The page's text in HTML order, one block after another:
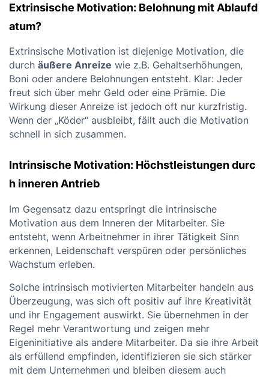
Extrinsische Motivation: Belohnung mit Ablaufd
atum?
Extrinsische Motivation ist diejenige Motivation, die
durch äußere Anreize wie z.B. Gehaltserhöhungen,
Boni oder andere Belohnungen entsteht. Klar: Jeder
freut sich über mehr Geld oder eine Prämie. Die
Wirkung dieser Anreize ist jedoch oft nur kurzfristig.
Wenn der „Köder“ ausbleibt, fällt auch die Motivation
schnell in sich zusammen.
Intrinsische Motivation: Höchstleistungen durc
h inneren Antrieb
Im Gegensatz dazu entspringt die intrinsische
Motivation aus dem Inneren der Mitarbeiter. Sie
entsteht, wenn Arbeitnehmer in ihrer Tätigkeit Sinn
erkennen, Leidenschaft verspüren oder persönliches
Wachstum erleben.
Solche intrinsisch motivierten Mitarbeiter handeln aus
Überzeugung, was sich oft positiv auf ihre Kreativität
und ihr Engagement auswirkt. Sie übernehmen in der
Regel mehr Verantwortung und zeigen mehr
Eigeninitiative als andere Mitarbeiter. Da sie ihre Arbeit
als erfüllend empfinden, identifizieren sie sich stärker
mit dem Unternehmen und bleiben diesem auch